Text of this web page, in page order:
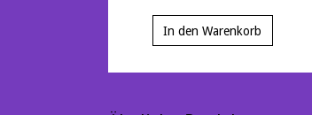
In den Warenkorb